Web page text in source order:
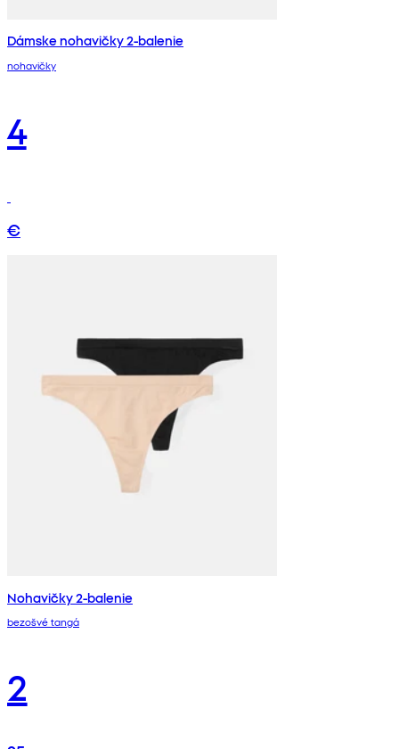
Dámske nohavičky 2-balenie
nohavičky
4
€
Nohavičky 2-balenie
bezošvé tangá
2